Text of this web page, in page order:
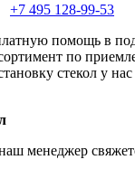
+7 495 128-99-53
помощь в
по
стекол у нас
менеджер